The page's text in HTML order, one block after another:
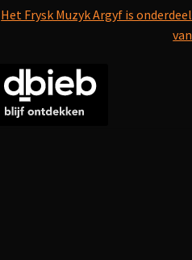
Het Frysk Muzyk Argyf is onderdeel
van